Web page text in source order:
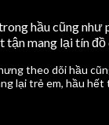
hầu cũng
mang lại tín đồ
theo dõi hầu
lại trẻ em, hầu